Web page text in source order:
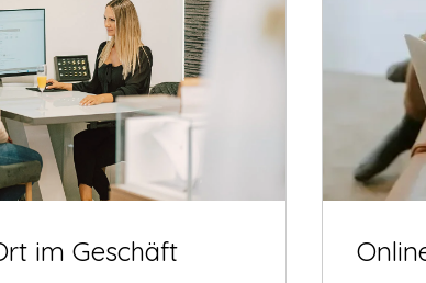
im Geschäft